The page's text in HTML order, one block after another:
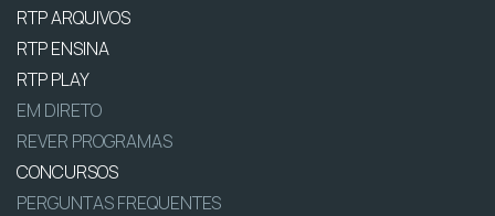
RTP ARQUIVOS
RTP ENSINA
RTP PLAY
EM DIRETO
REVER PROGRAMAS
CONCURSOS
PERGUNTAS FREQUENTES